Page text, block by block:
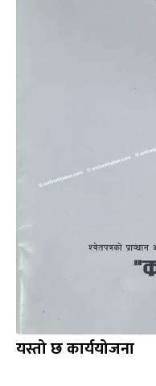
यस्तो छ कार्ययोजना